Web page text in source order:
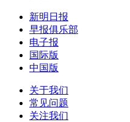
新明日报
早报俱乐部
电子报
国际版
中国版
关于我们
常见问题
关注我们